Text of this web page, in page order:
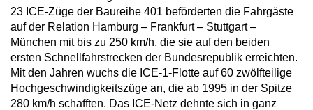
23 ICE-Züge der Baureihe 401 beförderten die Fahrgäste
auf der Relation Hamburg – Frankfurt – Stuttgart –
München mit bis zu 250 km/h, die sie auf den beiden
ersten Schnellfahrstrecken der Bundesrepublik erreichten.
Mit den Jahren wuchs die ICE-1-Flotte auf 60 zwölfteilige
Hochgeschwindigkeitszüge an, die ab 1995 in der Spitze
280 km/h schafften. Das ICE-Netz dehnte sich in ganz